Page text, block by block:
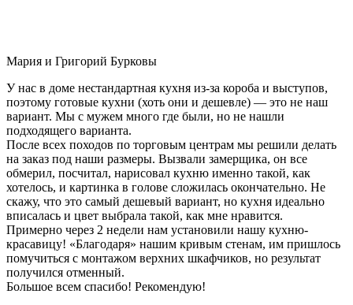
Мария и Григорий Бурковы
У нас в доме нестандартная кухня из-за короба и выступов,
поэтому готовые кухни (хоть они и дешевле) — это не наш
вариант. Мы с мужем много где были, но не нашли
подходящего варианта.
После всех походов по торговым центрам мы решили делать
на заказ под наши размеры. Вызвали замерщика, он все
обмерил, посчитал, нарисовал кухню именно такой, как
хотелось, и картинка в голове сложилась окончательно. Не
скажу, что это самый дешевый вариант, но кухня идеально
вписалась и цвет выбрала такой, как мне нравится.
Примерно через 2 недели нам установили нашу кухню-
красавицу! «Благодаря» нашим кривым стенам, им пришлось
помучиться с монтажом верхних шкафчиков, но результат
получился отменный.
Большое всем спасибо! Рекомендую!